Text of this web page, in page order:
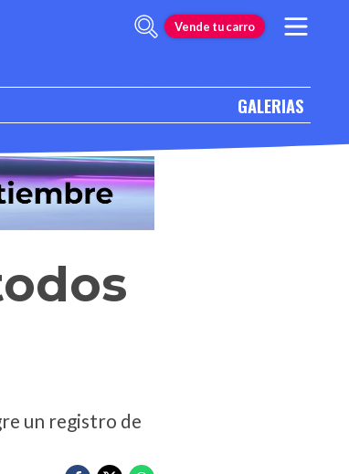
Vende tu carro
GALERIAS
un registro de